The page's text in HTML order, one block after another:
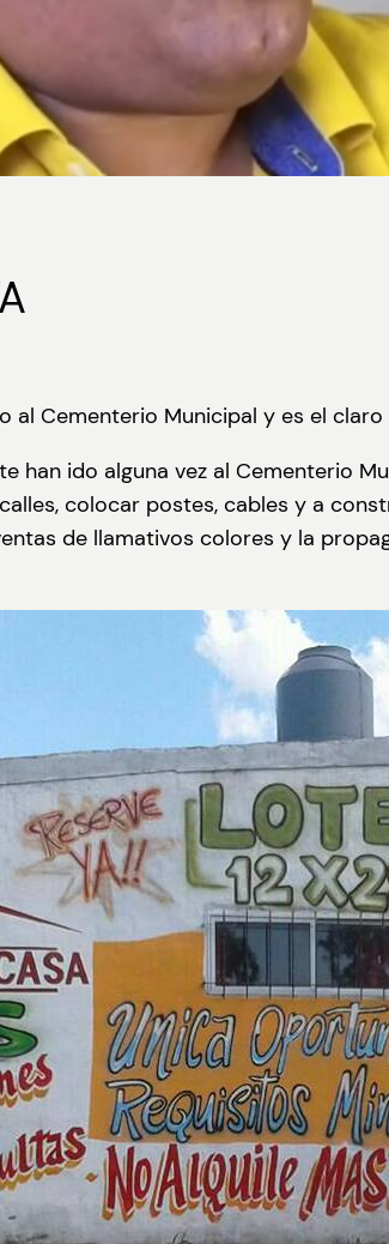
al Cementerio Municipal y es el
han ido alguna vez al Cementerio
colocar postes, cables y a
de llamativos colores y la